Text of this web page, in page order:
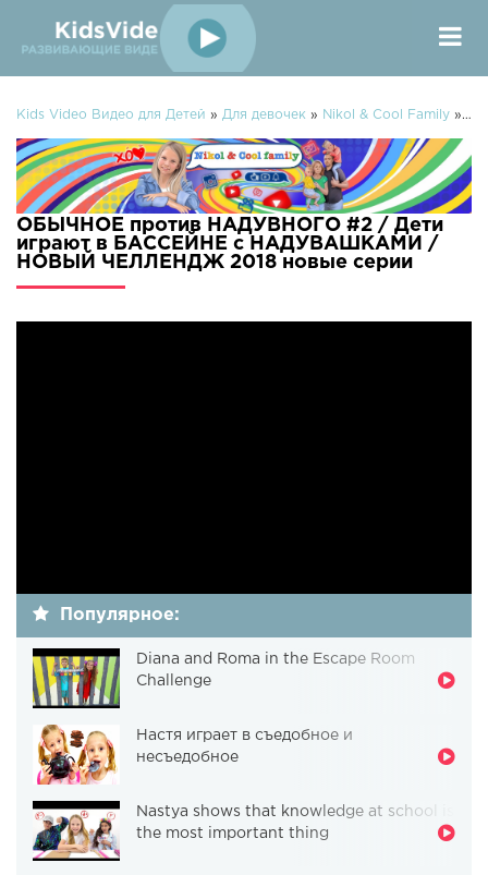
Kids Video Видео для Детей » Для девочек » Nikol & Cool Family » ОБЫЧНОЕ против НАДУВНОГО #2 / Дети играют в БАССЕЙНЕ с НАДУВАШКАМИ / НОВЫЙ ЧЕЛЛЕНДЖ 2018
ОБЫЧНОЕ против НАДУВНОГО #2 / Дети
играют в БАССЕЙНЕ с НАДУВАШКАМИ /
НОВЫЙ ЧЕЛЛЕНДЖ 2018 новые серии
Популярное:
Diana and Roma in the Escape Room
Challenge
Настя играет в съедобное и
несъедобное
Nastya shows that knowledge at school is
the most important thing